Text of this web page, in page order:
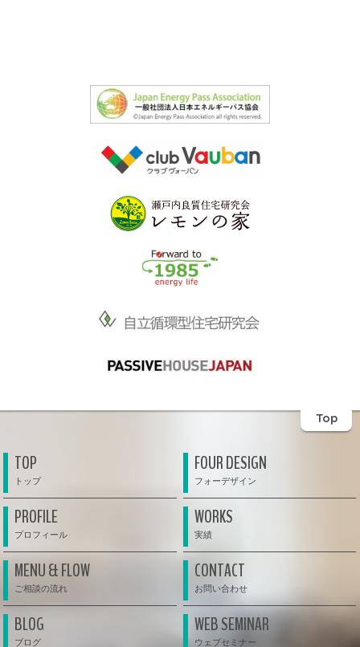
Top
TOP FOUR DESIGN
PROFILE WORKS
MENU & FLOW CONTACT
BLOG WEB SEMINAR